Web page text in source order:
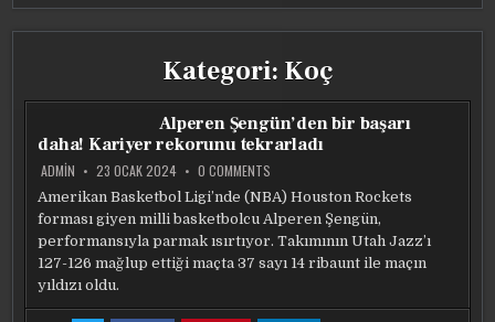
Kategori: Koç
Alperen Şengün’den bir başarı
daha! Kariyer rekorunu tekrarladı
ADMIN 23 OCAK 2024 0 COMMENTS
ŞENGÜN’DEN
BIR
BAŞARI
DAHA!
KARIYER
REKORUNU
TEKRARLADI
Amerikan Basketbol Ligi’nde (NBA) Houston Rockets
forması giyen milli basketbolcu Alperen Şengün,
performansıyla parmak ısırtıyor. Takımının Utah Jazz’ı
127-126 mağlup ettiği maçta 37 sayı 14 ribaunt ile maçın
yıldızı oldu.